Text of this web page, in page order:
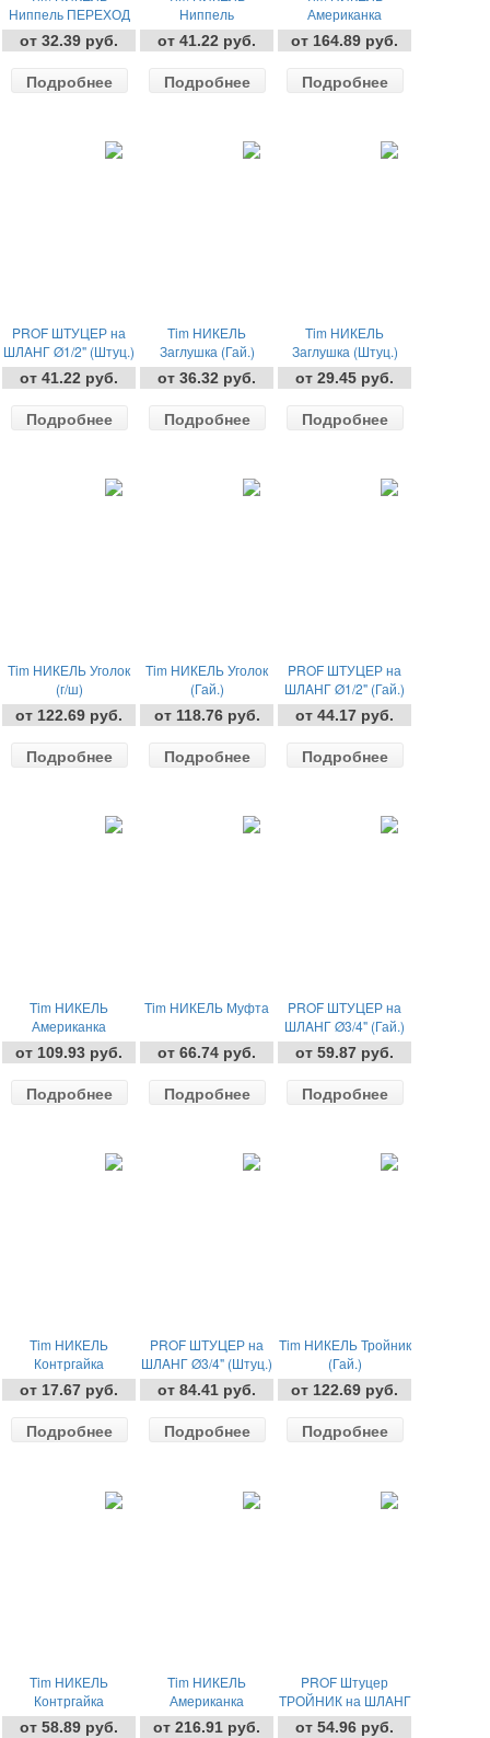
Ниппель ПЕРЕХОД
от 32.39 руб.
Подробнее
Ниппель
от 41.22 руб.
Подробнее
Американка
ПРЯМАЯ
от 164.89 руб.
Подробнее
PROF ШТУЦЕР на
ШЛAНГ Ø1/2" (Штуц.)
от 41.22 руб.
Подробнее
Tim НИКЕЛЬ
Заглушка (Гай.)
от 36.32 руб.
Подробнее
Tim НИКЕЛЬ
Заглушка (Штуц.)
от 29.45 руб.
Подробнее
Tim НИКЕЛЬ Уголок
(г/ш)
от 122.69 руб.
Подробнее
Tim НИКЕЛЬ Уголок
(Гай.)
от 118.76 руб.
Подробнее
PROF ШТУЦЕР на
ШЛAНГ Ø1/2" (Гай.)
от 44.17 руб.
Подробнее
Tim НИКЕЛЬ
Американка
ПРЯМАЯ - Плоская
Прокладка Гай./
от 109.93 руб.
Подробнее
Tim НИКЕЛЬ Муфта
от 66.74 руб.
Подробнее
PROF ШТУЦЕР на
ШЛAНГ Ø3/4" (Гай.)
от 59.87 руб.
Подробнее
Tim НИКЕЛЬ
Контргайка
от 17.67 руб.
Подробнее
PROF ШТУЦЕР на
ШЛAНГ Ø3/4" (Штуц.)
от 84.41 руб.
Подробнее
Tim НИКЕЛЬ Тройник
(Гай.)
от 122.69 руб.
Подробнее
Tim НИКЕЛЬ
Контргайка
(REBORD)
от 58.89 руб.
Tim НИКЕЛЬ
Американка
УГЛОВАЯ
от 216.91 руб.
PROF Штуцер
ТРОЙНИК на ШЛAНГ
от 54.96 руб.